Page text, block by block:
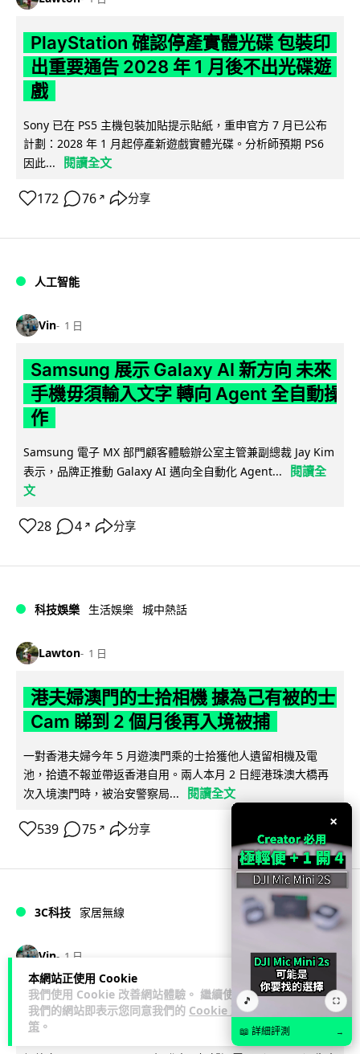
本網站正使用 Cookie
我們使用 Cookie 改善網站體驗。 繼續使用
我們的網站即表示您同意我們的 Cookie 政
策 。
PlayStation 確認停產實體光碟 包裝印
出重要通告 2028 年 1 月後不出光碟遊
戲
Sony 已在 PS5 主機包裝加貼提示貼紙，重申官方 7 月已公布
計劃：2028 年 1 月起停產新遊戲實體光碟。分析師預期 PS6
因此...
閱讀全文
172 76 ↗ 分享
人工智能
Vin 1 日
Samsung 展示 Galaxy AI 新方向 未來
手機毋須輸入文字 轉向 Agent 全自動操
作
Samsung 電子 MX 部門顧客體驗辦公室主管兼副總裁 Jay Kim
表示，品牌正推動 Galaxy AI 邁向全自動化 Agent...
閱讀全
文
28 4 ↗ 分享
科技娛樂 生活娛樂 城中熱話
Lawton 1 日
港夫婦澳門的士拾相機 據為己有被的士
Cam 睇到 2 個月後再入境被捕
一對香港夫婦今年 5 月遊澳門乘的士拾獲他人遺留相機及電
池，拾遺不報並帶返香港自用。兩人本月 2 日經港珠澳大橋再
次入境澳門時，被治安警察局...
閱讀全文
539 75 ↗ 分享
3C科技 家居無線
Vin 1 日
逾 20 款平價路由器爆後門 每 35 秒自
動連線回中國 全球 10 萬用家私隱堪憂
×
🎵 ⛶
📖 詳細評測 →